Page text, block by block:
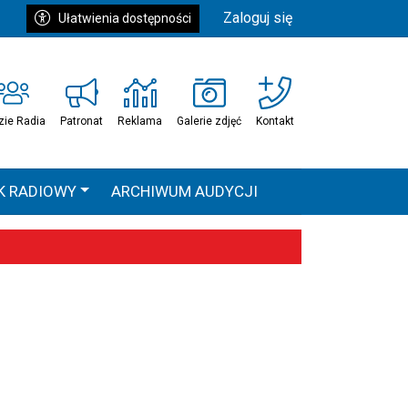
Ułatwienia dostępności Zaloguj się
Radia Patronat Reklama Galerie zdjęć Kontakt
RADIOWY ARCHIWUM AUDYCJI
HEAVEN TOUR